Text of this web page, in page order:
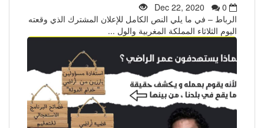
Dec 22, 2020
0
الرباط – في ما يلي النص الكامل للإعلان المشترك الذي وقعته
اليوم الثلاثاء المملكة المغربية والول ...